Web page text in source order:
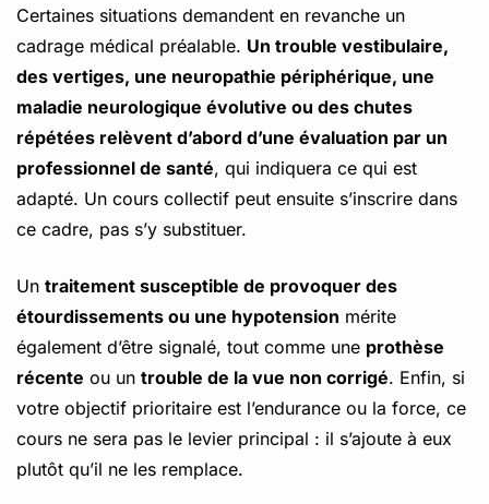
Certaines situations demandent en revanche un
cadrage médical préalable. Un trouble vestibulaire,
des vertiges, une neuropathie périphérique, une
maladie neurologique évolutive ou des chutes
répétées relèvent d’abord d’une évaluation par un
professionnel de santé, qui indiquera ce qui est
adapté. Un cours collectif peut ensuite s’inscrire dans
ce cadre, pas s’y substituer.
Un traitement susceptible de provoquer des
étourdissements ou une hypotension mérite
également d’être signalé, tout comme une prothèse
récente ou un trouble de la vue non corrigé. Enfin, si
votre objectif prioritaire est l’endurance ou la force, ce
cours ne sera pas le levier principal : il s’ajoute à eux
plutôt qu’il ne les remplace.